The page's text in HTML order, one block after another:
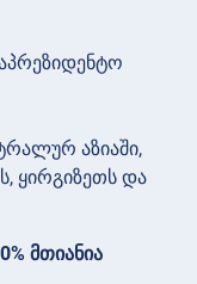
აზიაში,
ყირგიზეთს და
მთიანია